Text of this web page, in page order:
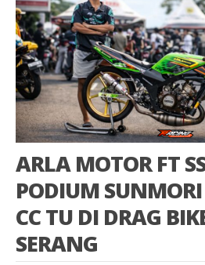
ARLA MOTOR FT
PODIUM
CC TU DI DRAG
SERANG